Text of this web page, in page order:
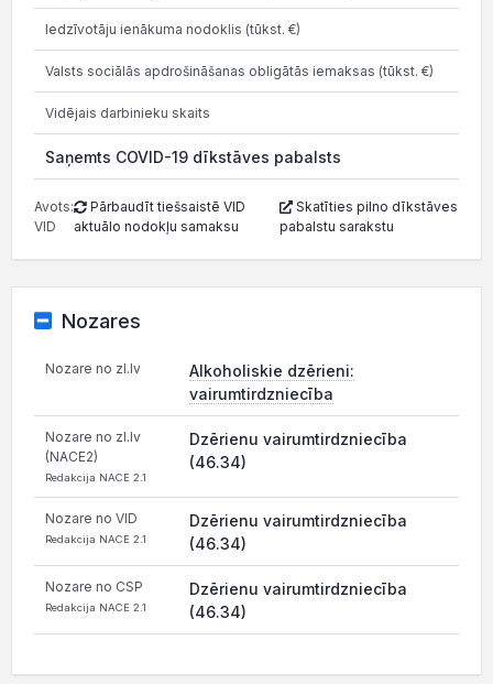
Iedzīvotāju ienākuma nodoklis (tūkst. €)
Valsts sociālās apdrošināšanas obligātās iemaksas (tūkst. €)
Vidējais darbinieku skaits
Saņemts COVID-19 dīkstāves pabalsts
Avots:
VID
Pārbaudīt tiešsaistē VID
aktuālo nodokļu samaksu
Skatīties pilno dīkstāves
pabalstu sarakstu
Nozares
Nozare no zl.lv
Alkoholiskie dzērieni:
vairumtirdzniecība
Nozare no zl.lv
(NACE2)
Redakcija NACE 2.1
Dzērienu vairumtirdzniecība
(46.34)
Nozare no VID
Redakcija NACE 2.1
Dzērienu vairumtirdzniecība
(46.34)
Nozare no CSP
Redakcija NACE 2.1
Dzērienu vairumtirdzniecība
(46.34)